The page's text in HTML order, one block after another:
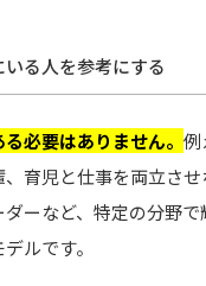
る人を参考にする
必要はありません。 例
、育児と仕事を両立さ
ダーなど、特定の分野
ルです。